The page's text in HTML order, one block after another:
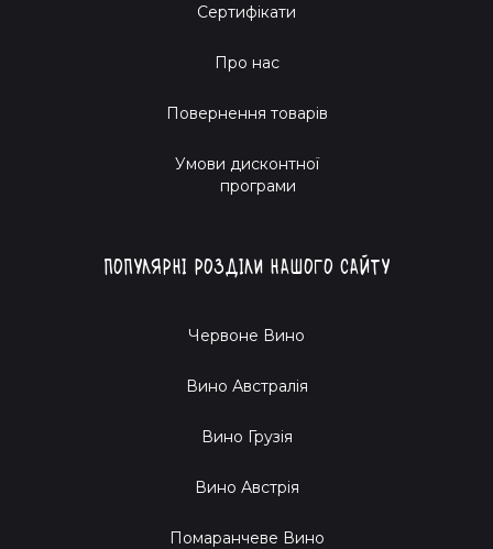
Сертифікати
Про нас
Повернення товарів
Умови дисконтної
програми
Популярні розділи нашого сайту
Червоне Вино
Вино Австралія
Вино Грузія
Вино Австрія
Помаранчеве Вино